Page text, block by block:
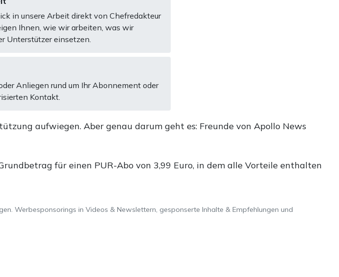
in unsere Arbeit direkt von Chefredakteur
Ihnen, wie wir arbeiten, was wir
Unterstützer einsetzen.
Anliegen rund um Ihr Abonnement oder
Kontakt.
aufwiegen. Aber genau darum geht es: Freunde von Apollo News
für einen PUR-Abo von 3,99 Euro, in dem alle Vorteile enthalten
Werbesponsorings in Videos & Newslettern, gesponserte Inhalte & Empfehlungen und